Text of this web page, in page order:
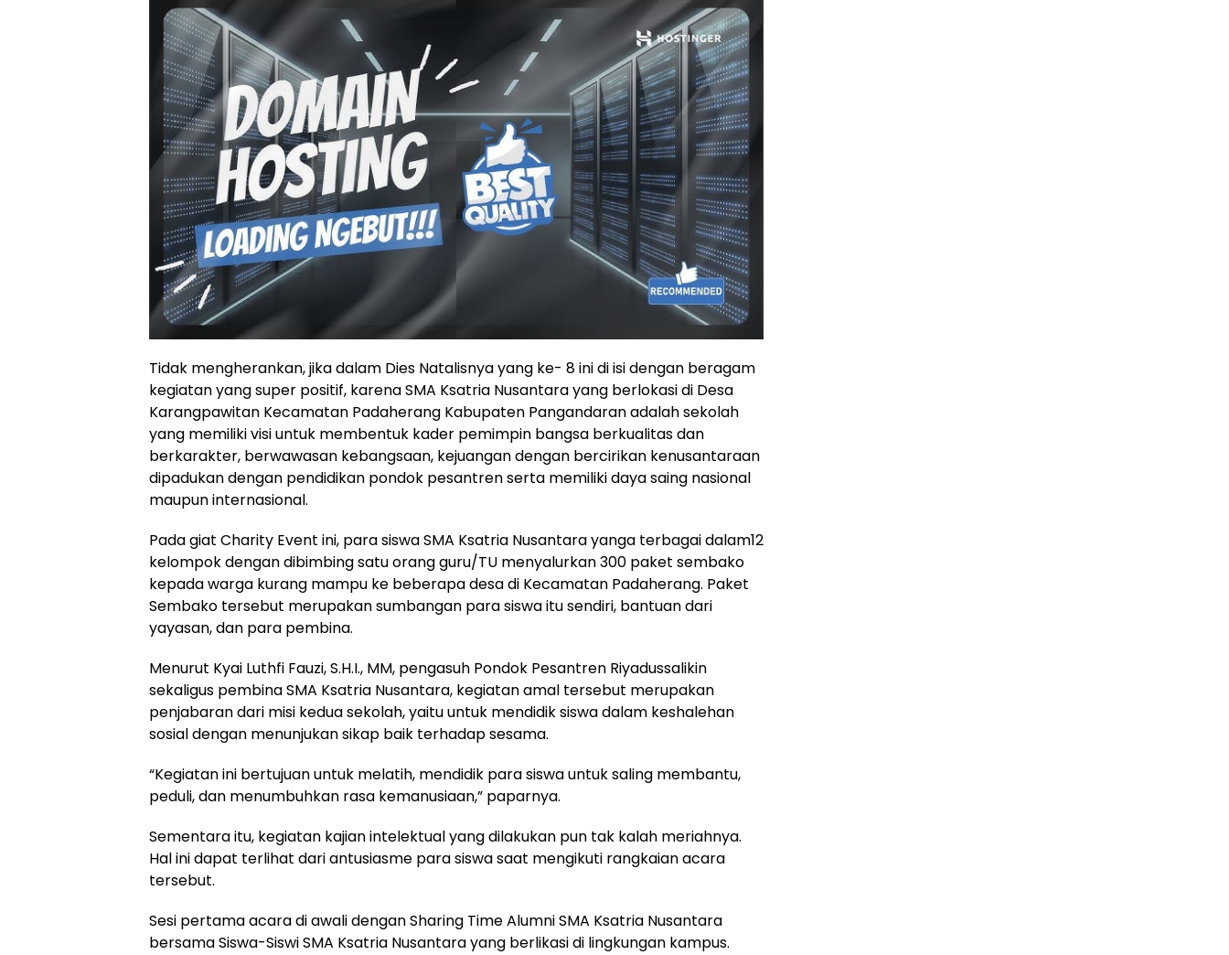
Tidak mengherankan, jika dalam Dies Natalisnya yang ke- 8 ini di isi dengan beragam
kegiatan yang super positif, karena SMA Ksatria Nusantara yang berlokasi di Desa
Karangpawitan Kecamatan Padaherang Kabupaten Pangandaran adalah sekolah
yang memiliki visi untuk membentuk kader pemimpin bangsa berkualitas dan
berkarakter, berwawasan kebangsaan, kejuangan dengan bercirikan kenusantaraan
dipadukan dengan pendidikan pondok pesantren serta memiliki daya saing nasional
maupun internasional.
Pada giat Charity Event ini, para siswa SMA Ksatria Nusantara yanga terbagai dalam12
kelompok dengan dibimbing satu orang guru/TU menyalurkan 300 paket sembako
kepada warga kurang mampu ke beberapa desa di Kecamatan Padaherang. Paket
Sembako tersebut merupakan sumbangan para siswa itu sendiri, bantuan dari
yayasan, dan para pembina.
Menurut Kyai Luthfi Fauzi, S.H.I., MM, pengasuh Pondok Pesantren Riyadussalikin
sekaligus pembina SMA Ksatria Nusantara, kegiatan amal tersebut merupakan
penjabaran dari misi kedua sekolah, yaitu untuk mendidik siswa dalam keshalehan
sosial dengan menunjukan sikap baik terhadap sesama.
“Kegiatan ini bertujuan untuk melatih, mendidik para siswa untuk saling membantu,
peduli, dan menumbuhkan rasa kemanusiaan,” paparnya.
Sementara itu, kegiatan kajian intelektual yang dilakukan pun tak kalah meriahnya.
Hal ini dapat terlihat dari antusiasme para siswa saat mengikuti rangkaian acara
tersebut.
Sesi pertama acara di awali dengan Sharing Time Alumni SMA Ksatria Nusantara
bersama Siswa-Siswi SMA Ksatria Nusantara yang berlikasi di lingkungan kampus.